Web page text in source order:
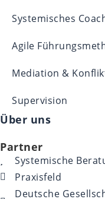
Systemisches
Agile
Mediation &
Supervision
Über uns
Partner
Systemische
Praxisfeld
Deutsche